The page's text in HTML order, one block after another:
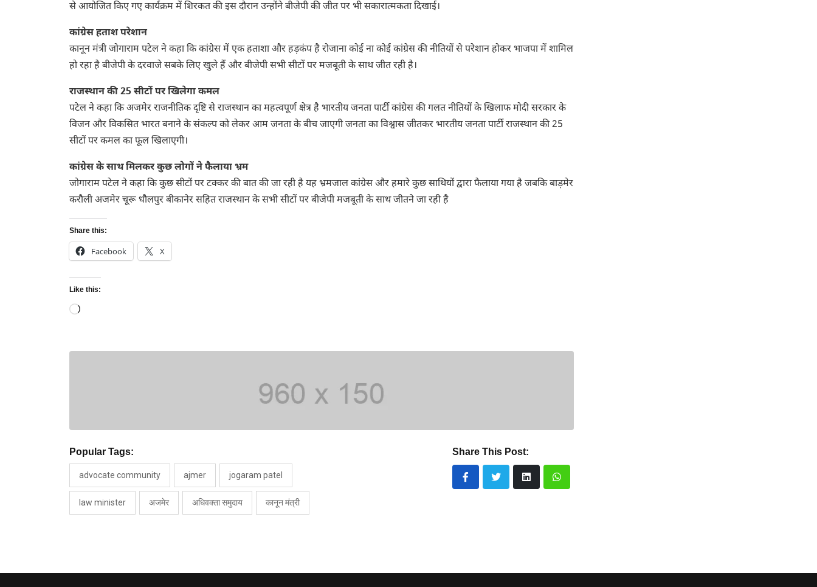
से आयोजित किए गए कार्यक्रम में शिरकत की इस दौरान उन्होंने बीजेपी की जीत पर भी सकारात्मकता दिखाई।
कांग्रेस हताश परेशान
कानून मंत्री जोगाराम पटेल ने कहा कि कांग्रेस में एक हताशा और हड़कंप है रोजाना कोई ना कोई कांग्रेस की नीतियों से परेशान होकर भाजपा में शामिल
हो रहा है बीजेपी के दरवाजे सबके लिए खुले हैं और बीजेपी सभी सीटों पर मजबूती के साथ जीत रही है।
राजस्थान की 25 सीटों पर खिलेगा कमल
पटेल ने कहा कि अजमेर राजनीतिक दृष्टि से राजस्थान का महत्वपूर्ण क्षेत्र है भारतीय जनता पार्टी कांग्रेस की गलत नीतियों के खिलाफ मोदी सरकार के
विजन और विकसित भारत बनाने के संकल्प को लेकर आम जनता के बीच जाएगी जनता का विश्वास जीतकर भारतीय जनता पार्टी राजस्थान की 25
सीटों पर कमल का फूल खिलाएगी।
कांग्रेस के साथ मिलकर कुछ लोगों ने फैलाया भ्रम
जोगाराम पटेल ने कहा कि कुछ सीटों पर टक्कर की बात की जा रही है यह भ्रमजाल कांग्रेस और हमारे कुछ साथियों द्वारा फैलाया गया है जबकि बाड़मेर
करौली अजमेर चूरू धौलपुर बीकानेर सहित राजस्थान के सभी सीटों पर बीजेपी मजबूती के साथ जीतने जा रही है
Share this:
Facebook X
Like this:
Loading…
Popular Tags:
advocate community ajmer jogaram patel
law minister अजमेर अधिवक्ता समुदाय कानून मंत्री
Share This Post: